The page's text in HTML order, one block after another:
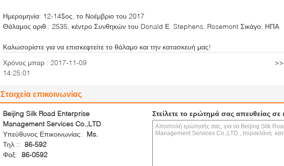
Ημερομηνία: 12-14$ος, το Νοέμβριο του 2017
Θάλαμος αριθ.: 2535, κέντρο Συνθηκών του Donald Ε. Stephens, Rosemont Σικάγο, ΗΠΑ
Καλωσορίστε για να επισκεφτείτε το θάλαμο και την κατασκευή μας!
Χρόνος μπαρ : 2017-11-09
14:25:01
Στοιχεία επικοινωνίας
Beijing Silk Road Enterprise
Management Services Co.,LTD
Υπεύθυνος Επικοινωνίας:
Ms.
Τηλ.:: 86-592
Φαξ: 86-0592
Στείλετε το ερώτημά σας απευθείας σε